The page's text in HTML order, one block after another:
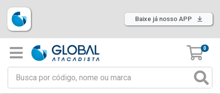
Baixe já nosso APP
0